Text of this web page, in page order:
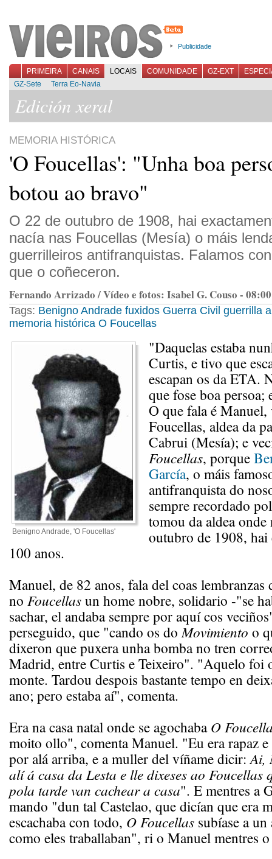
Publicidade
PRIMEIRA CANAIS LOCAIS COMUNIDADE GZ-EXT
GZ-Sete
Terra Eo-Navia
Edición xeral
MEMORIA HISTÓRICA
'O Foucellas': "Unha boa
botou ao bravo"
O 22 de outubro de 1908, hai
nacía nas Foucellas (Mesía) o máis
guerrilleiros antifranquistas. Falamos
que o coñeceron.
Fernando Arrizado / Vídeo e fotos: Isabel G. Couso -
Tags: Benigno Andrade fuxidos Guerra Civil guerrilla
memoria histórica O Foucellas
Benigno Andrade, 'O Foucellas'
"Daquelas estaba
Curtis, e tivo que
escapan os da ETA.
que fose boa persoa;
O que fala é Manuel,
Foucellas, aldea da
Cabrui (Mesía); e
Foucellas, porque
García, o máis
antifranquista do
sempre recordado
tomou da aldea onde
outubro de 1908, hai
100 anos.
Manuel, de 82 anos, fala del coas
no Foucellasun home nobre, solidario -"se
sachar, el andaba sempre por aquí cos
perseguido, que "cando os doMovimiento o
dixeron que puxera unha bomba no tren
Madrid, entre Curtis e Teixeiro". "Aquelo foi
monte. Tardou despois bastante tempo en
ano; pero estaba aí", comenta.
Era na casa natal onde se agochabaO
moito ollo", comenta Manuel. "Eu era rapaz e
por alá arriba, e a muller del víñame dicir:Ai,
alí á casa da Lesta e lle dixeses ao Foucellas
pola tarde van cachear a casa". E mentres a
mando "dun tal Castelao, que dicían que era
escachaba con todo, O Foucellas subíase a
como eles traballaban", ri o Manuel mentres